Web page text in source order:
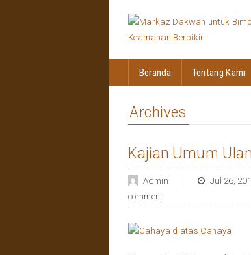
Beranda Tentang Kami
Archives
Kajian Umum
Admin Jul 26,
comment